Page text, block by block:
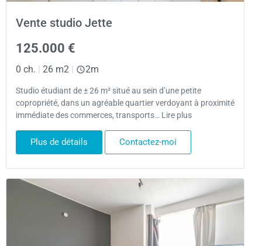
Vente studio Jette
125.000 €
0 ch. | 26 m2 | 2m
Studio étudiant de ± 26 m² situé au sein d’une petite
copropriété, dans un agréable quartier verdoyant à proximité
immédiate des commerces, transports… Lire plus
Plus de détails Contactez-moi